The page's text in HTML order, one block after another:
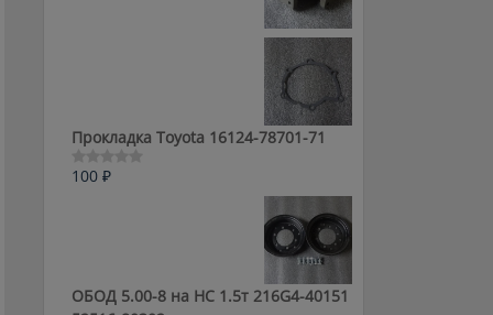
Прокладка Toyota 16124-78701-71
Оценка
100 ₽
ОБОД 5.00-8 на HC 1.5т 216G4-40151